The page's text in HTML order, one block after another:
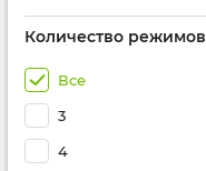
Количество режимов
Все
3
4